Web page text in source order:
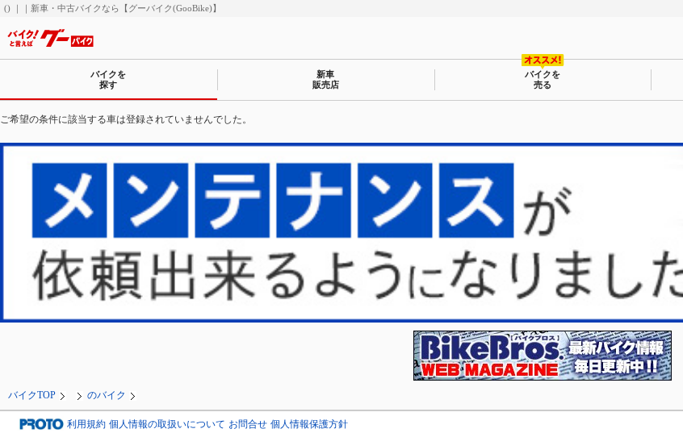
() ｜｜新車・中古バイクなら【グーバイク(GooBike)】
バイクを
探す
新車
販売店
バイクを
売る
ご希望の条件に該当する車は登録されていませんでした。
バイクTOP のバイク
利用規約 個人情報の取扱いについて お問合せ 個人情報保護方針